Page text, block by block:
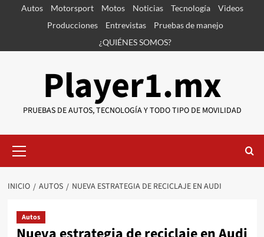
SaltarAutos Motorsport Motos Noticias Tecnología
Videos
Producciones
Entrevistas
Pruebas de manejo
¿QUIÉNES SOMOS?
Player1.mx
PRUEBAS DE AUTOS, TECNOLOGÍA Y TODO TIPO DE MOVILIDAD
primario
INICIO AUTOS NUEVA ESTRATEGIA DE RECICLAJE EN AUDI
Autos